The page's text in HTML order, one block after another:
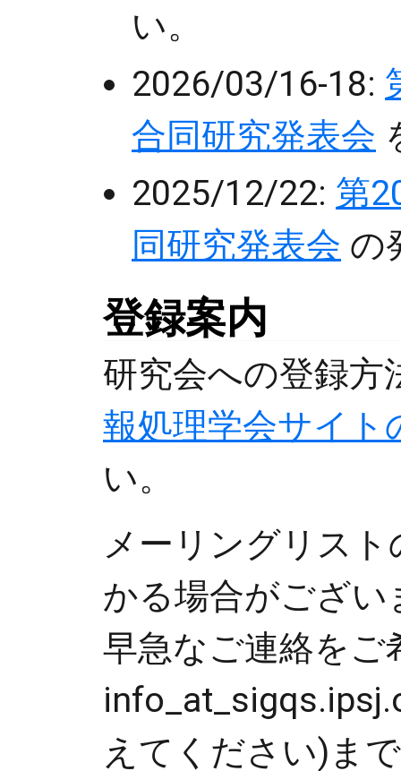
い。
2026/03/16-18:
合同研究発表会
2025/12/22: 第
同研究発表会 の
登録案内
研究会への登録方
報処理学会サイト
い。
メーリングリス
かる場合がござい
早急なご連絡をご
えてください)ま